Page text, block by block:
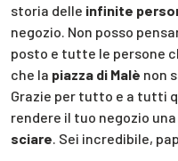
storia delle infinite
negozio. Non posso
posto e tutte le persone
che la piazza di Malè non
Grazie per tutto e a tutti
rendere il tuo negozio una
sciare . Sei incredibile,